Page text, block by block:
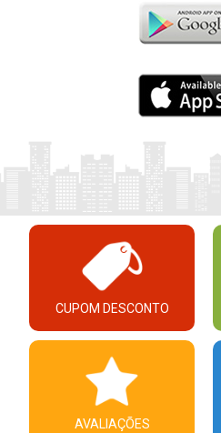
CUPOM DESCONTO
AVALIAÇÕES